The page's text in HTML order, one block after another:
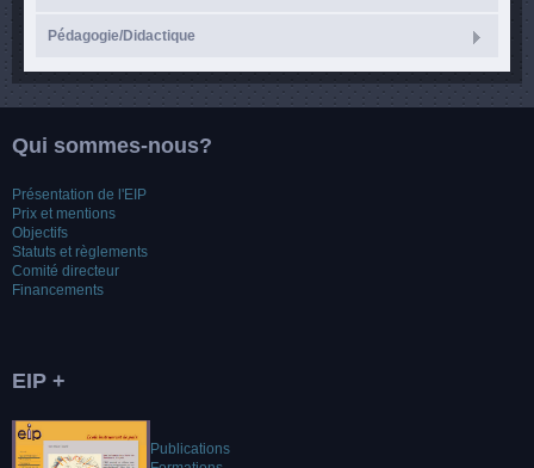
Pédagogie/Didactique
Qui sommes-nous?
Présentation de l'EIP
Prix et mentions
Objectifs
Statuts et règlements
Comité directeur
Financements
EIP +
Publications